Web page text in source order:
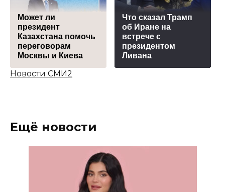
Может ли
президент
Казахстана помочь
переговорам
Москвы и Киева
Что сказал Трамп
об Иране на
встрече с
президентом
Ливана
Новости СМИ2
Ещё новости